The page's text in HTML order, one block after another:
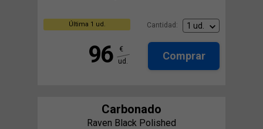
Última 1 ud. Cantidad:
96
€
ud.
Comprar
Carbonado
Raven Black Polished